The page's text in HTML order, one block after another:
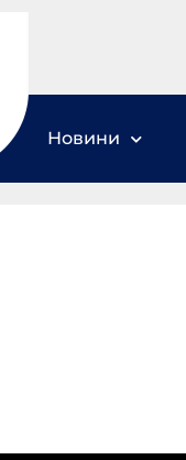
Новини